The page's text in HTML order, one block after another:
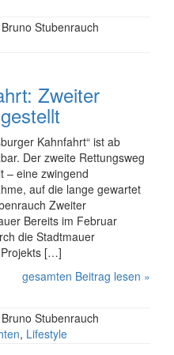
Stubenrauch
Zweiter
Kahnfahrt“ ist ab
Der zweite Rettungsweg
– eine zwingend
auf die lange gewartet
Zweiter
Bereits im Februar
die Stadt­mauer
Projekts […]
gesamten Beitrag lesen »
Stubenrauch
, Lifestyle